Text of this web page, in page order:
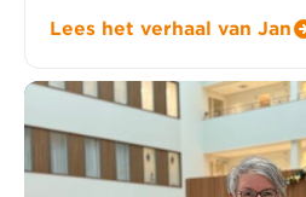
Lees het verhaal van Jan